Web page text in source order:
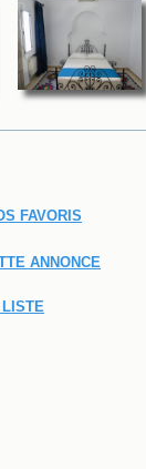
FAVORIS
ANNONCE
LISTE